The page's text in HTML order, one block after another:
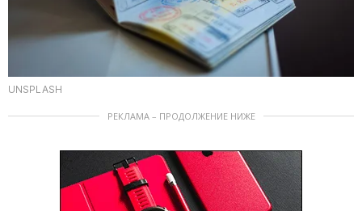
UNSPLASH
РЕКЛАМА – ПРОДОЛЖЕНИЕ НИЖЕ